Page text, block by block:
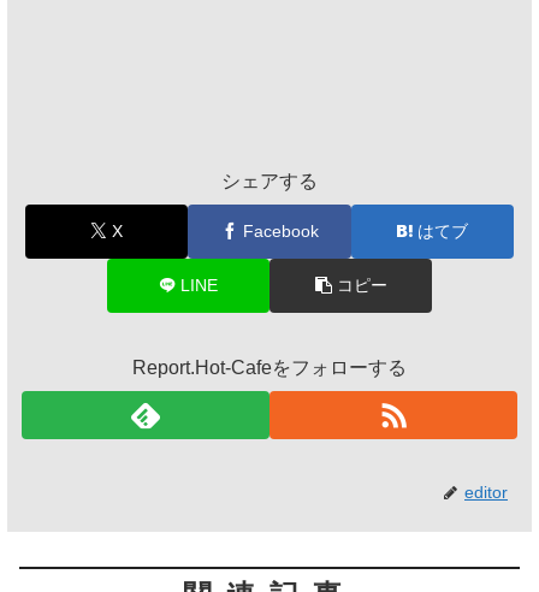
シェアする
X Facebook はてブ
LINE コピー
Report.Hot-Cafeをフォローする
editor